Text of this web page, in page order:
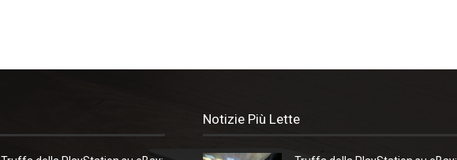
Notizie Più Lette